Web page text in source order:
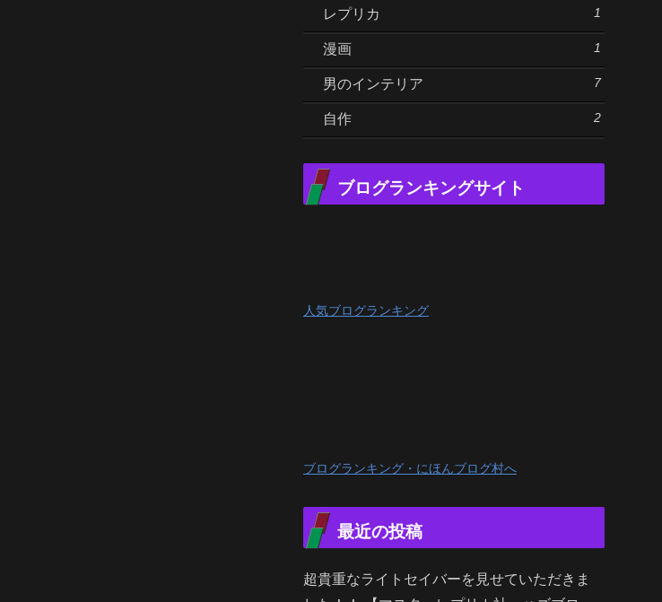
レプリカ 1
漫画 1
男のインテリア 7
自作 2
ブログランキングサイト
人気ブログランキング
ブログランキング・にほんブログ村へ
最近の投稿
超貴重なライトセイバーを見せていただきま